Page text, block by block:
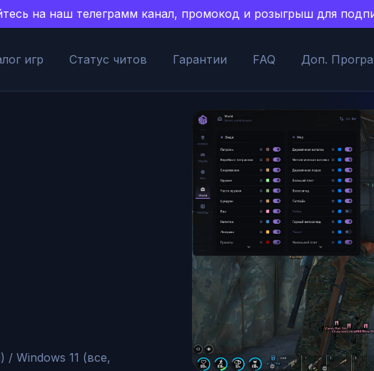
на наш телеграмм канал, промокод и розыгрыш для
игр Статус читов Гарантии FAQ Доп.
/ Windows 11 (все,